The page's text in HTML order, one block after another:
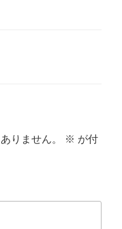
りません。 ※ が付